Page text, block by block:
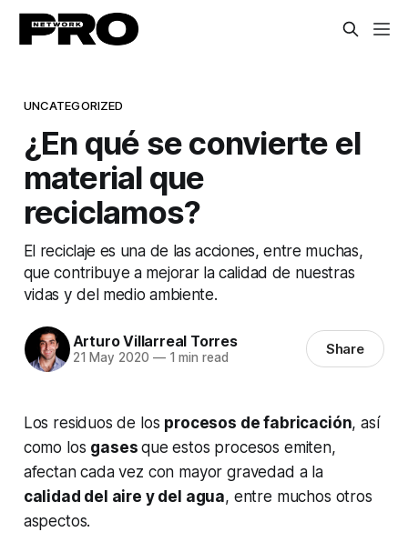
UNCATEGORIZED
¿En qué se convierte el
material que
reciclamos?
El reciclaje es una de las acciones, entre muchas,
que contribuye a mejorar la calidad de nuestras
vidas y del medio ambiente.
Arturo Villarreal Torres
21 May 2020 —1 min read Share
Los residuos de los procesos de fabricación, así
como los gasesque estos procesos emiten,
afectan cada vez con mayor gravedad a la
calidad del aire y del agua, entre muchos otros
aspectos.